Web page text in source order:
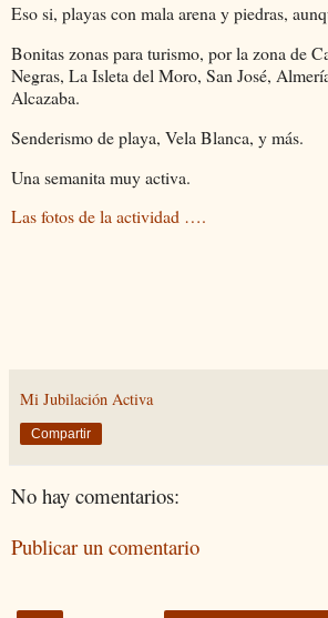
Eso si, playas con mala arena y piedras,
Bonitas zonas para turismo, por la zona de
Negras, La Isleta del Moro, San José,
Alcazaba.
Senderismo de playa, Vela Blanca, y más.
Una semanita muy activa.
Las fotos de la actividad ….
Mi Jubilación Activa
Compartir
No hay comentarios:
Publicar un comentario